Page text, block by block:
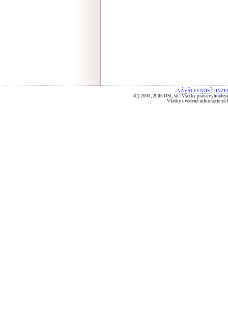
NÁVŠTEVNOSŤ
(C) 2004, 2005 DSL.sk | Všetky práva
Všetky uvedené informácie sú